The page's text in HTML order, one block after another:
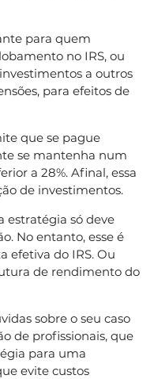
para quem
no IRS, ou
a outros
para efeitos de
que se pague
se mantenha num
a 28%. Afinal, essa
de investimentos.
estratégia só deve
No entanto, esse é
efetiva do IRS. Ou
de rendimento do
sobre o seu caso
de profissionais, que
para uma
evite custos